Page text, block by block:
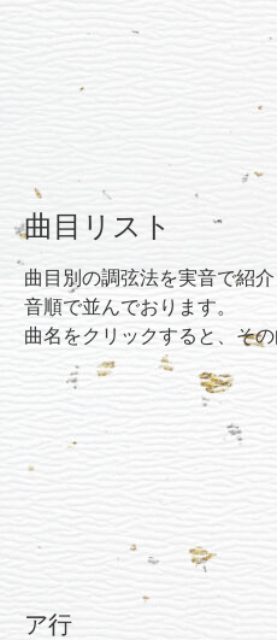
曲目リスト
曲目別の調弦法を実音で紹
音順で並んでおります。
曲名をクリックすると、そ
ア行